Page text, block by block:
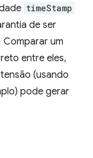
timeStamp
de ser
Comparar um
entre eles,
(usando
pode gerar